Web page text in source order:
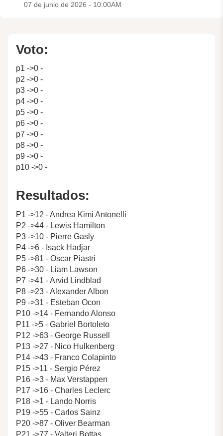
07 de junio de 2026 - 10:00AM
Voto:
p1 ->0 -
p2 ->0 -
p3 ->0 -
p4 ->0 -
p5 ->0 -
p6 ->0 -
p7 ->0 -
p8 ->0 -
p9 ->0 -
p10 ->0 -
Resultados:
P1 ->12 - Andrea Kimi Antonelli
P2 ->44 - Lewis Hamilton
P3 ->10 - Pierre Gasly
P4 ->6 - Isack Hadjar
P5 ->81 - Oscar Piastri
P6 ->30 - Liam Lawson
P7 ->41 - Arvid Lindblad
P8 ->23 - Alexander Albon
P9 ->31 - Esteban Ocon
P10 ->14 - Fernando Alonso
P11 ->5 - Gabriel Bortoleto
P12 ->63 - George Russell
P13 ->27 - Nico Hulkenberg
P14 ->43 - Franco Colapinto
P15 ->11 - Sergio Pérez
P16 ->3 - Max Verstappen
P17 ->16 - Charles Leclerc
P18 ->1 - Lando Norris
P19 ->55 - Carlos Sainz
P20 ->87 - Oliver Bearman